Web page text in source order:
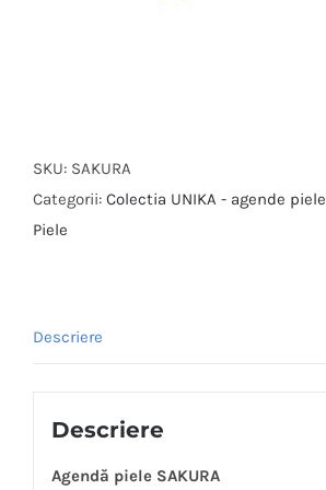
SKU: SAKURA
Categorii: Colectia UNIKA - agende piele
Piele
Descriere
Descriere
Agendă piele SAKURA